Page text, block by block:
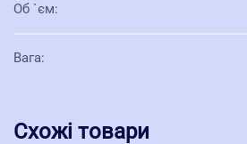
Об `єм:
Вага:
Схожі товари